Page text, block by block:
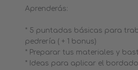
Aprenderás:
* 5 puntadas básicas para
pedrería ( + 1 bonus)
* Preparar tus materiales y
* Ideas para aplicar el